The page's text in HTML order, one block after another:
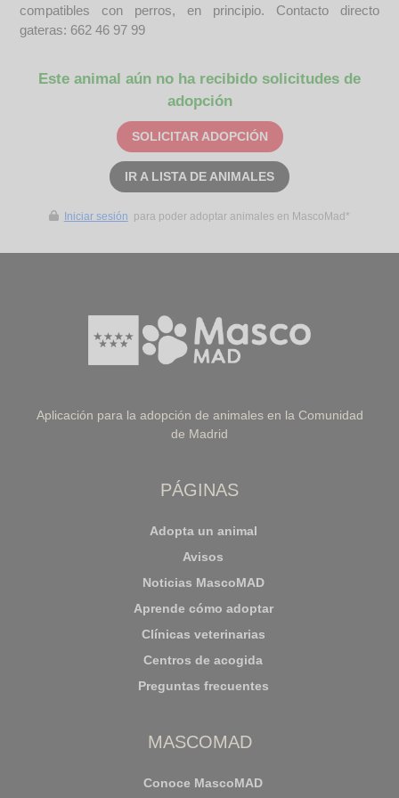
compatibles con perros, en principio. Contacto directo
gateras: 662 46 97 99
Este animal aún no ha recibido solicitudes de
adopción
SOLICITAR ADOPCIÓN
IR A LISTA DE ANIMALES
Iniciar sesión para poder adoptar animales en MascoMad*
Aplicación para la adopción de animales en la Comunidad
de Madrid
PÁGINAS
Adopta un animal
Avisos
Noticias MascoMAD
Aprende cómo adoptar
Clínicas veterinarias
Centros de acogida
Preguntas frecuentes
MASCOMAD
Conoce MascoMAD